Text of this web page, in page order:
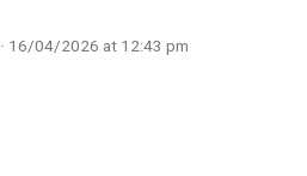
· 16/04/2026 at 12:43 pm